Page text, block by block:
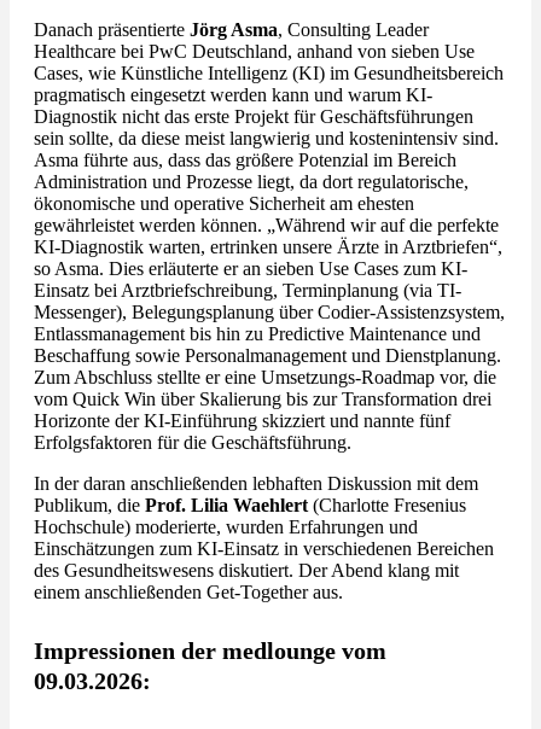
Danach präsentierte Jörg Asma, Consulting Leader
Healthcare bei PwC Deutschland, anhand von sieben Use
Cases, wie Künstliche Intelligenz (KI) im Gesundheitsbereich
pragmatisch eingesetzt werden kann und warum KI-
Diagnostik nicht das erste Projekt für Geschäftsführungen
sein sollte, da diese meist langwierig und kostenintensiv sind.
Asma führte aus, dass das größere Potenzial im Bereich
Administration und Prozesse liegt, da dort regulatorische,
ökonomische und operative Sicherheit am ehesten
gewährleistet werden können. „Während wir auf die perfekte
KI-Diagnostik warten, ertrinken unsere Ärzte in Arztbriefen“,
so Asma. Dies erläuterte er an sieben Use Cases zum KI-
Einsatz bei Arztbriefschreibung, Terminplanung (via TI-
Messenger), Belegungsplanung über Codier-Assistenzsystem,
Entlassmanagement bis hin zu Predictive Maintenance und
Beschaffung sowie Personalmanagement und Dienstplanung.
Zum Abschluss stellte er eine Umsetzungs-Roadmap vor, die
vom Quick Win über Skalierung bis zur Transformation drei
Horizonte der KI-Einführung skizziert und nannte fünf
Erfolgsfaktoren für die Geschäftsführung.
In der daran anschließenden lebhaften Diskussion mit dem
Publikum, die Prof. Lilia Waehlert (Charlotte Fresenius
Hochschule) moderierte, wurden Erfahrungen und
Einschätzungen zum KI-Einsatz in verschiedenen Bereichen
des Gesundheitswesens diskutiert. Der Abend klang mit
einem anschließenden Get-Together aus.
Impressionen der medlounge vom
09.03.2026: